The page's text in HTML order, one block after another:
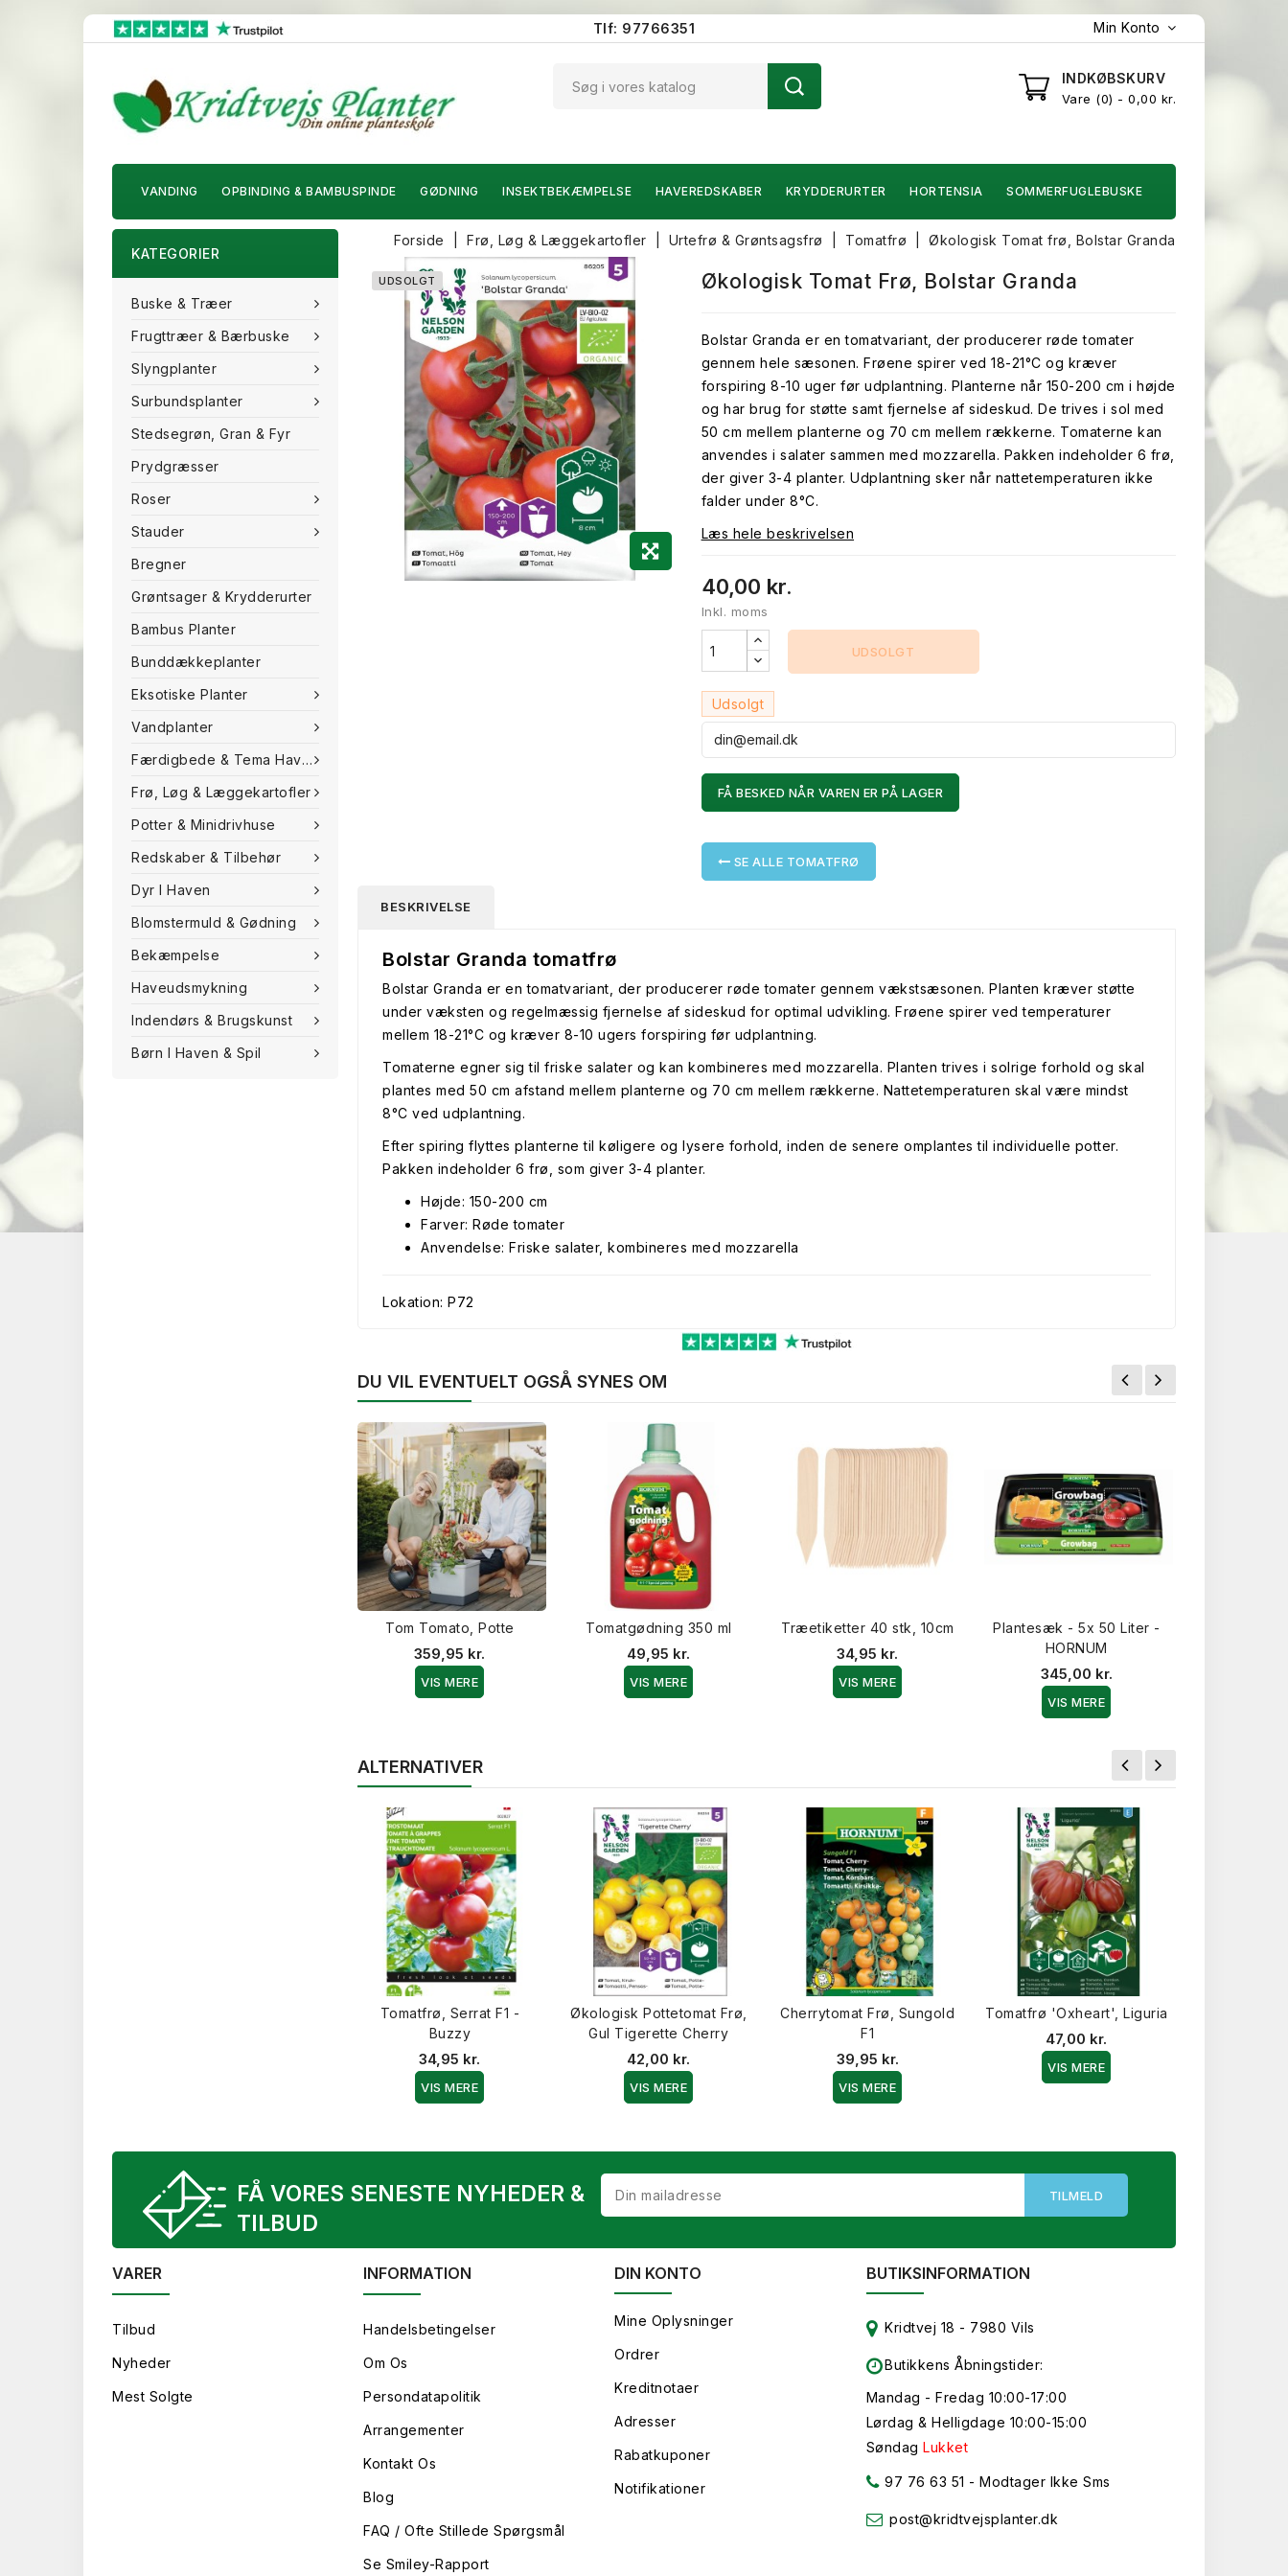
Tlf: 97766351 Min Konto
INDKØBSKURV
Vare 0 - 0,00 kr.
VANDING OPBINDING & BAMBUSPINDE GØDNING INSEKTBEKÆMPELSE HAVEREDSKABER KRYDDERURTER HORTENSIA SOMMERFUGLEBUSKE
KATEGORIER
Buske & Træer
Frugttræer & Bærbuske
Slyngplanter
Surbundsplanter
Stedsegrøn, Gran & Fyr
Prydgræsser
Roser
Stauder
Bregner
Grøntsager & Krydderurter
Bambus Planter
Bunddækkeplanter
Eksotiske Planter
Vandplanter
Færdigbede & Tema Haven
Frø, Løg & Læggekartofler
Potter & Minidrivhuse
Redskaber & Tilbehør
Dyr I Haven
Blomstermuld & Gødning
Bekæmpelse
Haveudsmykning
Indendørs & Brugskunst
Børn I Haven & Spil
Forside Frø, Løg & Læggekartofler Urtefrø & Grøntsagsfrø Tomatfrø Økologisk Tomat frø, Bolstar Granda
UDSOLGT Økologisk Tomat Frø, Bolstar Granda
Bolstar Granda er en tomatvariant, der producerer røde tomater
gennem hele sæsonen. Frøene spirer ved 18-21°C og kræver
forspiring 8-10 uger før udplantning. Planterne når 150-200 cm i højde
og har brug for støtte samt fjernelse af sideskud. De trives i sol med
50 cm mellem planterne og 70 cm mellem rækkerne. Tomaterne kan
anvendes i salater sammen med mozzarella. Pakken indeholder 6 frø,
der giver 3-4 planter. Udplantning sker når nattetemperaturen ikke
falder under 8°C.
Læs hele beskrivelsen
40,00 kr.
Inkl. moms
UDSOLGT
Udsolgt
FÅ BESKED NÅR VAREN ER PÅ LAGER
SE ALLE TOMATFRØ
BESKRIVELSE
Bolstar Granda tomatfrø
Bolstar Granda er en tomatvariant, der producerer røde tomater gennem vækstsæsonen. Planten kræver støtte
under væksten og regelmæssig fjernelse af sideskud for optimal udvikling. Frøene spirer ved temperaturer
mellem 18-21°C og kræver 8-10 ugers forspiring før udplantning.
Tomaterne egner sig til friske salater og kan kombineres med mozzarella. Planten trives i solrige forhold og skal
plantes med 50 cm afstand mellem planterne og 70 cm mellem rækkerne. Nattetemperaturen skal være mindst
8°C ved udplantning.
Efter spiring flyttes planterne til køligere og lysere forhold, inden de senere omplantes til individuelle potter.
Pakken indeholder 6 frø, som giver 3-4 planter.
Højde: 150-200 cm
Farver: Røde tomater
Anvendelse: Friske salater, kombineres med mozzarella
Lokation: P72
DU VIL EVENTUELT OGSÅ SYNES OM
Tom Tomato, Potte
359,95 kr.
VIS MERE
Tomatgødning 350 ml
49,95 kr.
VIS MERE
Træetiketter 40 stk, 10cm
34,95 kr.
VIS MERE
Plantesæk - 5x 50 Liter -
HORNUM
345,00 kr.
VIS MERE
ALTERNATIVER
Tomatfrø, Serrat F1 -
Buzzy
34,95 kr.
VIS MERE
Økologisk Pottetomat Frø,
Gul Tigerette Cherry
42,00 kr.
VIS MERE
Cherrytomat Frø, Sungold
F1
39,95 kr.
VIS MERE
Tomatfrø 'Oxheart', Liguria
47,00 kr.
VIS MERE
FÅ VORES SENESTE NYHEDER &
TILBUD
VARER
Tilbud
Nyheder
Mest Solgte
INFORMATION
Handelsbetingelser
Om Os
Persondatapolitik
Arrangementer
Kontakt Os
Blog
FAQ / Ofte Stillede Spørgsmål
Se Smiley-Rapport
DIN KONTO
Mine Oplysninger
Ordrer
Kreditnotaer
Adresser
Rabatkuponer
Notifikationer
BUTIKSINFORMATION
Kridtvej 18 - 7980 Vils
Butikkens Åbningstider:
Mandag - Fredag 10:00-17:00
Lørdag & Helligdage 10:00-15:00
SøndagLukket
97 76 63 51 - Modtager Ikke Sms
post@kridtvejsplanter.dk